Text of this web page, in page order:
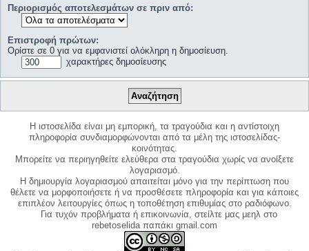
Περιορισμός αποτελεσμάτων σε πριν από:
Επιστροφή πρώτων:
Ορίστε σε 0 για να εμφανιστεί ολόκληρη η δημοσίευση.
χαρακτήρες δημοσίευσης
Η ιστοσελίδα είναι μη εμπορική, τα τραγούδια και η αντίστοιχη
πληροφορία συνδιαμορφώνονται από τα μέλη της ιστοσελίδας-
κοινότητας.
Μπορείτε να περιηγηθείτε ελεύθερα στα τραγούδια χωρίς να ανοίξετε
λογαριασμό.
Η δημιουργία λογαριασμού απαιτείται μόνο για την περίπτωση που
θέλετε να μορφοποιήσετε ή να προσθέσετε πληροφορία και για κάποιες
επιπλέον λειτουργίες όπως η τοποθέτηση επιθυμίας στο ραδιόφωνο.
Για τυχόν προβλήματα ή επικοινωνία, στείλτε μας μεηλ στο
rebetoselida παπάκι gmail.com